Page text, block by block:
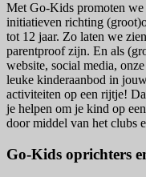
Met Go-Kids promoten we
initiatieven richting
tot 12 jaar. Zo laten we
parentproof zijn. En als
website, social media,
leuke kinderaanbod in
activiteiten op een rijtje!
je helpen om je kind op
door middel van het clubs
Go-Kids oprichters